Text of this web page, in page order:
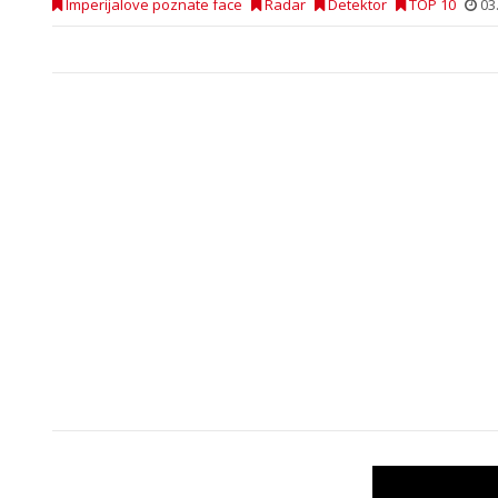
Imperijalove poznate face
Radar Detektor TOP 10